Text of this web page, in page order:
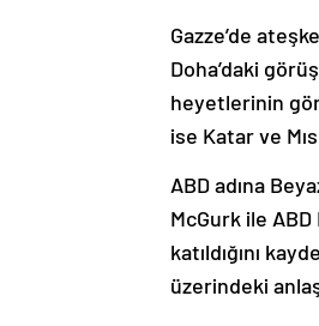
Doha’daki
heyetlerinin
ise Katar ve
McGurk ile
katıldığını
üzerindeki